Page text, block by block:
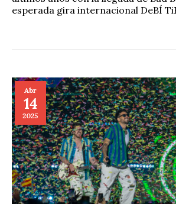
esperada gira internacional DeBÍ
Abr
14
2025